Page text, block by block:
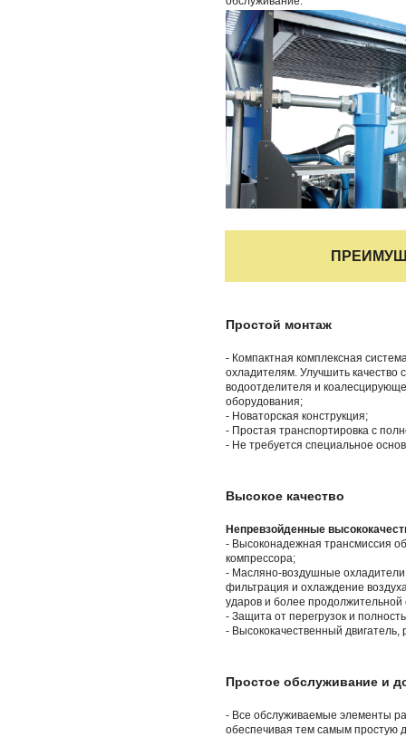
Простой монтаж
- Компактная комплексная
охладителям. Улучшить качество
водоотделителя и
оборудования;
- Новаторская конструкция;
- Простая транспортировка с
- Не требуется специальное
Высокое качество
Непревзойденные
- Высоконадежная трансмиссия
компрессора;
- Масляно-воздушные охладители
фильтрация и охлаждение
ударов и более продолжительной
- Защита от перегрузок и
- Высококачественный
Простое обслуживание и
- Все обслуживаемые элементы
обеспечивая тем самым простую